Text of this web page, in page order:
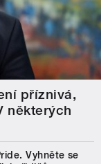
příznivá,
některých
Vyhněte se